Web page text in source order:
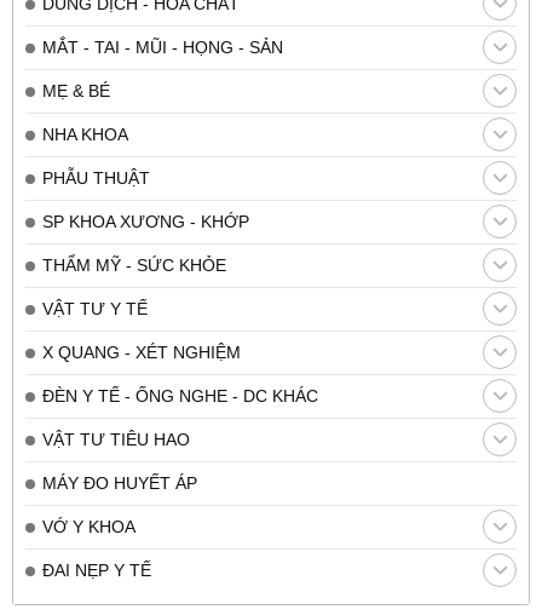
MẮT - TAI - MŨI - HỌNG - SẢN
MẸ & BÉ
NHA KHOA
PHẪU THUẬT
SP KHOA XƯƠNG - KHỚP
THẨM MỸ - SỨC KHỎE
VẬT TƯ Y TẾ
X QUANG - XÉT NGHIỆM
ĐÈN Y TẾ - ỐNG NGHE - DC KHÁC
VẬT TƯ TIÊU HAO
MÁY ĐO HUYẾT ÁP
VỚ Y KHOA
ĐAI NẸP Y TẾ